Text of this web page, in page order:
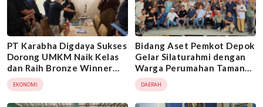
PT Karabha Digdaya Sukses
Dorong UMKM Naik Kelas
dan Raih Bronze Winner
PRIA 2026
EKONOMI
Bidang Aset Pemkot Depok
Gelar Silaturahmi dengan
Warga Perumahan Taman
Tanah Baru, Bahas
Penyerahan Fasos dan
Fasum
DAERAH